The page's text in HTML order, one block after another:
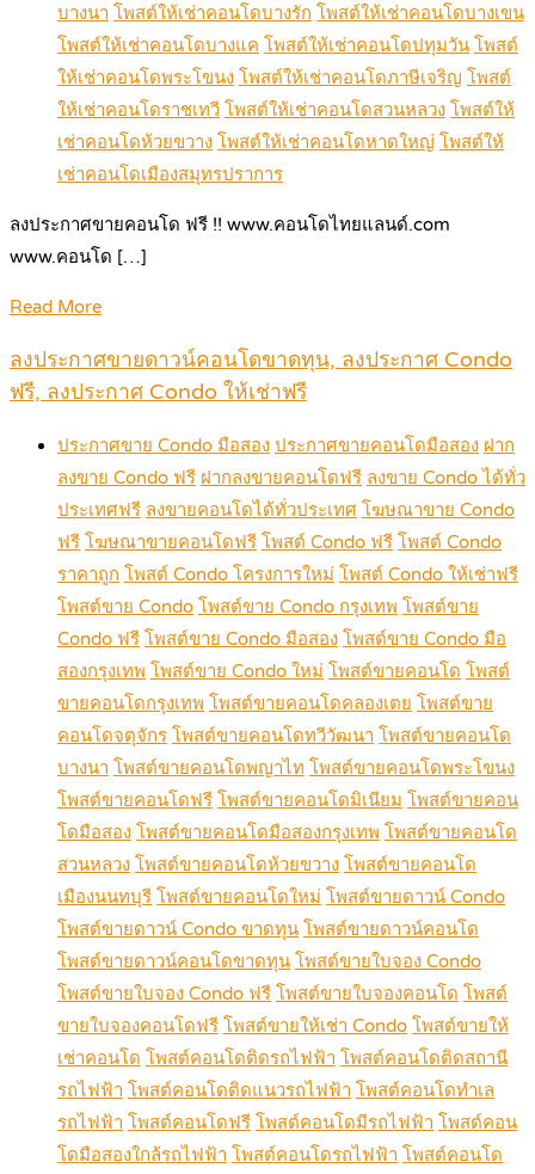
บางนา โพสต์ให้เช่าคอนโดบางรัก โพสต์ให้เช่าคอนโดบางเขน
โพสต์ให้เช่าคอนโดบางแค โพสต์ให้เช่าคอนโดปทุมวัน โพสต์
ให้เช่าคอนโดพระโขนง โพสต์ให้เช่าคอนโดภาษีเจริญ โพสต์
ให้เช่าคอนโดราชเทวี โพสต์ให้เช่าคอนโดสวนหลวง โพสต์ให้
เช่าคอนโดห้วยขวาง โพสต์ให้เช่าคอนโดหาดใหญ่ โพสต์ให้
เช่าคอนโดเมืองสมุทรปราการ
ลงประกาศขายคอนโด ฟรี !! www.คอนโดไทยแลนด์.com
www.คอนโด […]
Read More
ลงประกาศขายดาวน์คอนโดขาดทุน, ลงประกาศ Condo
ฟรี, ลงประกาศ Condo ให้เช่าฟรี
ประกาศขาย Condo มือสอง ประกาศขายคอนโดมือสอง ฝาก
ลงขาย Condo ฟรี ฝากลงขายคอนโดฟรี ลงขาย Condo ได้ทั่ว
ประเทศฟรี ลงขายคอนโดได้ทั่วประเทศ โฆษณาขาย Condo
ฟรี โฆษณาขายคอนโดฟรี โพสต์ Condo ฟรี โพสต์ Condo
ราคาถูก โพสต์ Condo โครงการใหม่ โพสต์ Condo ให้เช่าฟรี
โพสต์ขาย Condo โพสต์ขาย Condo กรุงเทพ โพสต์ขาย
Condo ฟรี โพสต์ขาย Condo มือสอง โพสต์ขาย Condo มือ
สองกรุงเทพ โพสต์ขาย Condo ใหม่ โพสต์ขายคอนโด โพสต์
ขายคอนโดกรุงเทพ โพสต์ขายคอนโดคลองเตย โพสต์ขาย
คอนโดจตุจักร โพสต์ขายคอนโดทวีวัฒนา โพสต์ขายคอนโด
บางนา โพสต์ขายคอนโดพญาไท โพสต์ขายคอนโดพระโขนง
โพสต์ขายคอนโดฟรี โพสต์ขายคอนโดมิเนียม โพสต์ขายคอน
โดมือสอง โพสต์ขายคอนโดมือสองกรุงเทพ โพสต์ขายคอนโด
สวนหลวง โพสต์ขายคอนโดห้วยขวาง โพสต์ขายคอนโด
เมืองนนทบุรี โพสต์ขายคอนโดใหม่ โพสต์ขายดาวน์ Condo
โพสต์ขายดาวน์ Condo ขาดทุน โพสต์ขายดาวน์คอนโด
โพสต์ขายดาวน์คอนโดขาดทุน โพสต์ขายใบจอง Condo
โพสต์ขายใบจอง Condo ฟรี โพสต์ขายใบจองคอนโด โพสต์
ขายใบจองคอนโดฟรี โพสต์ขายให้เช่า Condo โพสต์ขายให้
เช่าคอนโด โพสต์คอนโดติดรถไฟฟ้า โพสต์คอนโดติดสถานี
รถไฟฟ้า โพสต์คอนโดติดแนวรถไฟฟ้า โพสต์คอนโดทำเล
รถไฟฟ้า โพสต์คอนโดฟรี โพสต์คอนโดมีรถไฟฟ้า โพสต์คอน
โดมือสองใกล้รถไฟฟ้า โพสต์คอนโดรถไฟฟ้า โพสต์คอนโด